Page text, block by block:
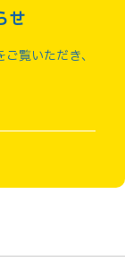
せ
覧いただき、